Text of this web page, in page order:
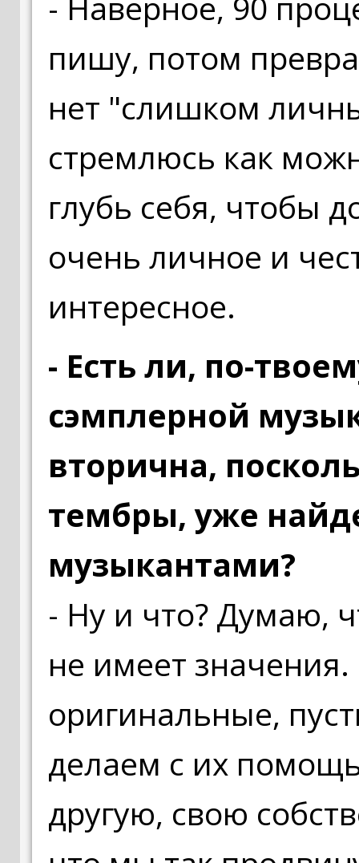
пишу, потом
нет "слишком
стремлюсь как
глубь себя, чтобы
очень личное и
интересное.
- Есть ли, по-
сэмплерной
вторична,
тембры, уже
музыкантами?
- Ну и что? Думаю,
не имеет
оригинальные,
делаем с их
другую, свою